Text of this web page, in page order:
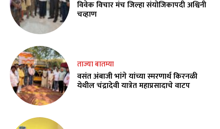
विवेक विचार मंच जिल्हा संयोजिकापदी अश्विनी
चव्हाण
ताज्या बातम्या
वसंत अंबाजी भांगे यांच्या स्मरणार्थ किरनळी
येथील चंद्रादेवी यात्रेत महाप्रसादाचे वाटप